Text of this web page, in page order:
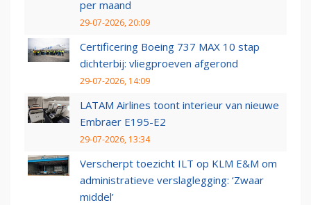
per maand
29-07-2026, 20:09
Certificering Boeing 737 MAX 10 stap
dichterbij: vliegproeven afgerond
29-07-2026, 14:09
LATAM Airlines toont interieur van nieuwe
Embraer E195-E2
29-07-2026, 13:34
Verscherpt toezicht ILT op KLM E&M om
administratieve verslaglegging: ‘Zwaar
middel’